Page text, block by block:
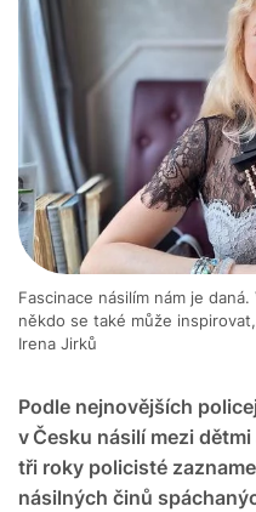
Podle nejnovějších
v Česku násilí mezi
tři roky policisté
násilných činů
Fascinace násilím nám je
někdo se také může
Irena Jirků